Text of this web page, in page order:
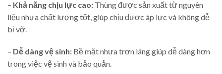
– Khả năng chịu lực cao: Thùng được sản xuất từ nguyên
liệu nhựa chất lượng tốt, giúp chịu được áp lực và không dễ
bị vỡ.
– Dễ dàng vệ sinh: Bề mặt nhựa trơn láng giúp dễ dàng hơn
trong việc vệ sinh và bảo quản.